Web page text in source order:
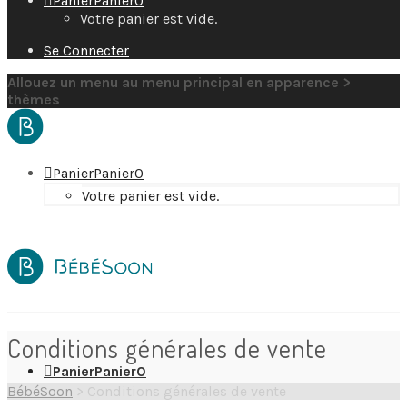
Votre panier est vide.
Se Connecter
Allouez un menu au menu principal en apparence >
thèmes
PanierPanier0
Votre panier est vide.
PanierPanier0
Conditions générales de vente
BébéSoon Conditions générales de vente